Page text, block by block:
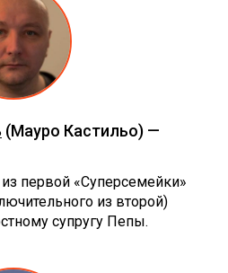
(Мауро Кастильо) —
первой «Суперсемейки»
из второй)
супругу Пепы.